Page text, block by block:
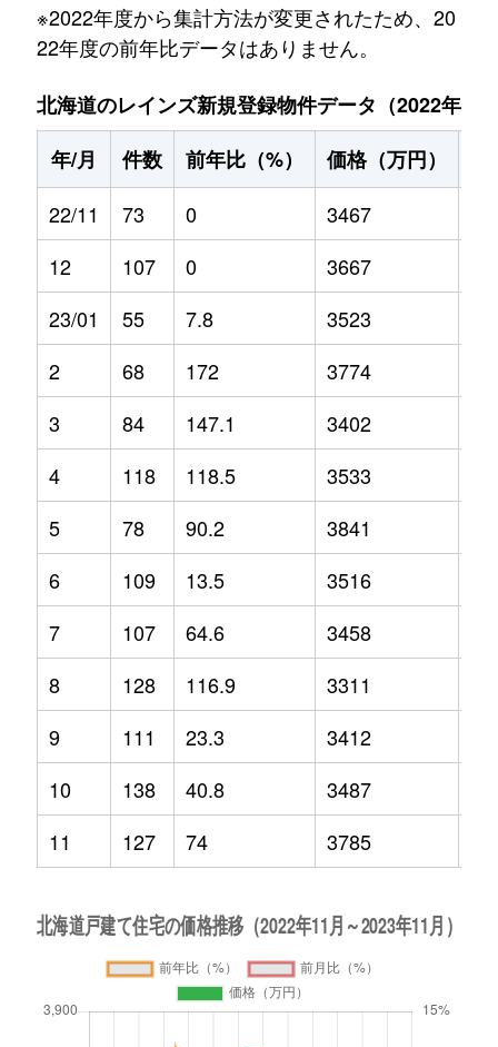
※2022年度から集計方法が変更されたため、20
22年度の前年比データはありません。
北海道のレインズ新規登録物件データ（2022年11
年/月
件数 前年比（%） 価格（万円）
22/11
73 0 3467
12
107 0 3667
23/01
55 7.8 3523
2
68 172 3774
3
84 147.1 3402
4
118 118.5 3533
5
78 90.2 3841
6
109 13.5 3516
7
107 64.6 3458
8
128 116.9 3311
9
111 23.3 3412
10
138 40.8 3487
11
127 74 3785